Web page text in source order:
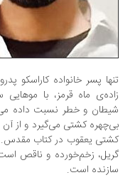
پسر خانواده کاراسکو پدرو
ماه قرمز، با موهایی
و خطر نسبت داده می‌شود).
کشتی می‌گیرد و از آن پس
یعقوب در کتاب مقدس. او نیز
زخم‌خورده و ناقص است؛ اما
است.